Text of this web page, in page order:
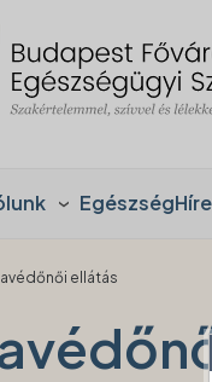
ellátás